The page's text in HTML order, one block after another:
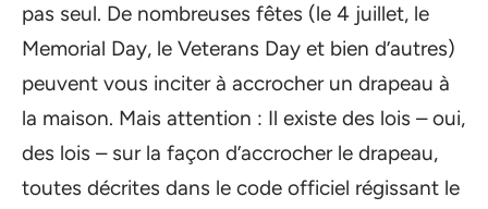
pas seul. De nombreuses fêtes (le 4 juillet, le
Memorial Day, le Veterans Day et bien d’autres)
peuvent vous inciter à accrocher un drapeau à
la maison. Mais attention : Il existe des lois – oui,
des lois – sur la façon d’accrocher le drapeau,
toutes décrites dans le code officiel régissant le